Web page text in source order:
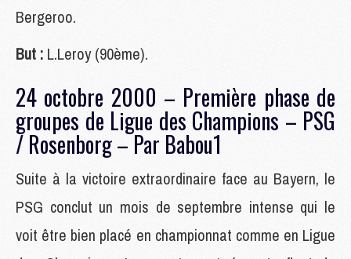
Bergeroo.
But : L.Leroy (90ème).
24 octobre 2000 – Première phase de
groupes de Ligue des Champions – PSG
/ Rosenborg – Par Babou1
Suite à la victoire extraordinaire face au Bayern, le
PSG conclut un mois de septembre intense qui le
voit être bien placé en championnat comme en Ligue